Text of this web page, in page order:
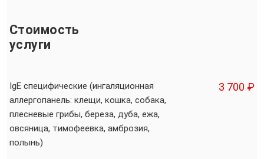
Стоимость
услуги
IgE специфические (ингаляционная
аллергопанель: клещи, кошка, собака,
плесневые грибы, береза, дуба, ежа,
овсяница, тимофеевка, амброзия,
полынь)
3 700 ₽